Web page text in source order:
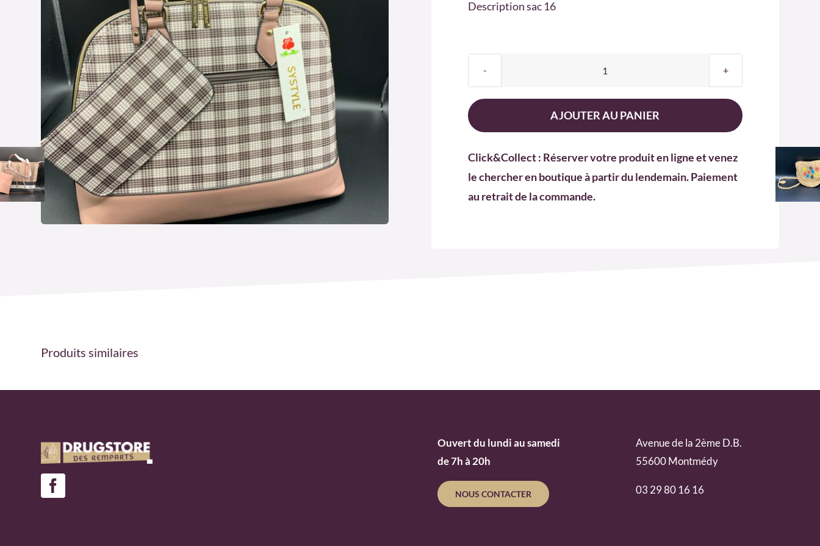
Description sac 16
quantité
Sac
AJOUTER AU PANIER
Click&Collect : Réserver votre produit en ligne et venez
le chercher en boutique à partir du lendemain. Paiement
au retrait de la commande.
Produits similaires
Ouvert du lundi au samedi
de 7h à 20h
NOUS CONTACTER
Avenue de la 2ème D.B.
55600 Montmédy
03 29 80 16 16